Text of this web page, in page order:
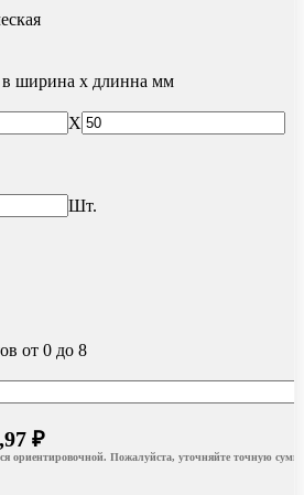
в ширина х длинна мм
X
Шт.
от 0 до 8
₽
ориентировочной. Пожалуйста, уточняйте точную